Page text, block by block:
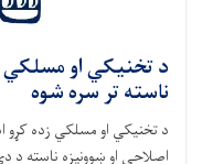
د تخنیکي او مسلکي
ناسته تر سره شوه
د تخنیکي او مسلکي زده کړو
اصلاحي او ښوونیزه ناسته د